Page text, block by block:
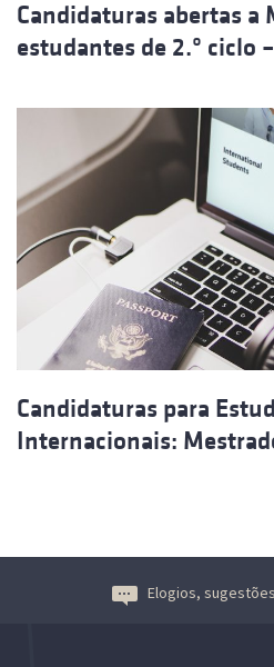
Candidaturas abertas a
estudantes de 2.º ciclo
Candidaturas para
Internacionais:
Elogios,